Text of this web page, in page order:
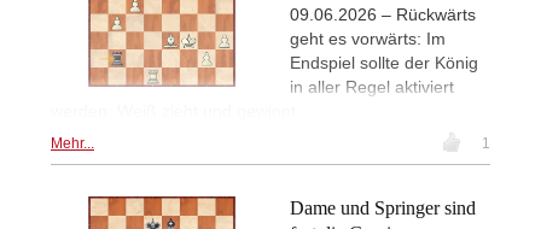
09.06.2026 – Rückwärts
geht es vorwärts: Im
Endspiel sollte der König
in aller Regel aktiviert
Mehr... 1
Dame und Springer sind